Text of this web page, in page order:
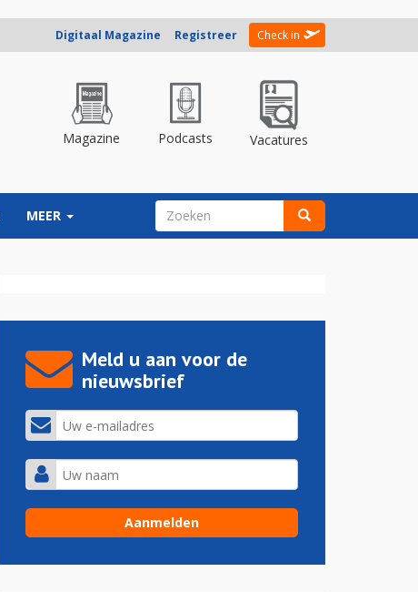
Digitaal Magazine Registreer Check in
Magazine Podcasts Vacatures
MEER ZOEKVELD
Meld u aan voor de
nieuwsbrief